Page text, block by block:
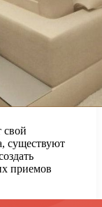
свой
существуют
приемов